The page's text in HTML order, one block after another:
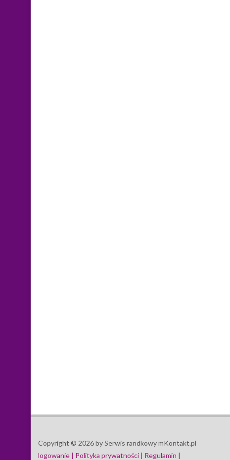
Copyright © 2026 by Serwis randkowy mKontakt.pl
logowanie | Polityka prywatności | Regulamin |